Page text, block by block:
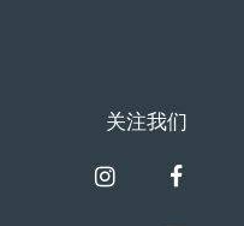
关注我们